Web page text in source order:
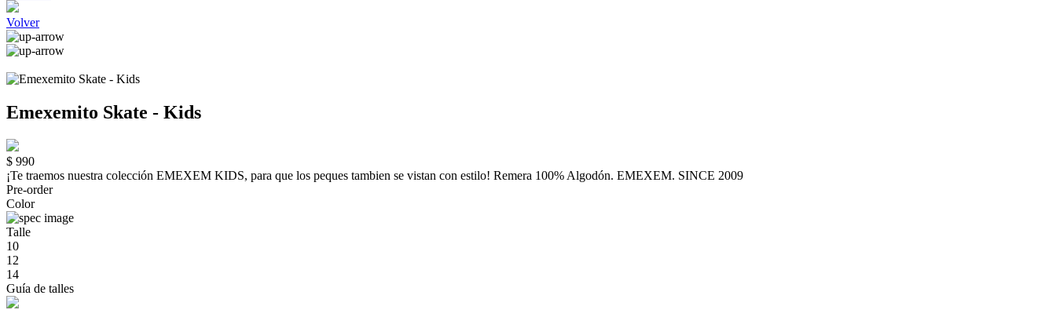
Volver
Emexemito Skate - Kids
$ 990
¡Te traemos nuestra colección EMEXEM KIDS, para que los peques tambien se vistan con estilo! Remera 100% Algodón. EMEXEM. SINCE 2009
Pre-order
Color
Talle
10
12
14
Guía de talles